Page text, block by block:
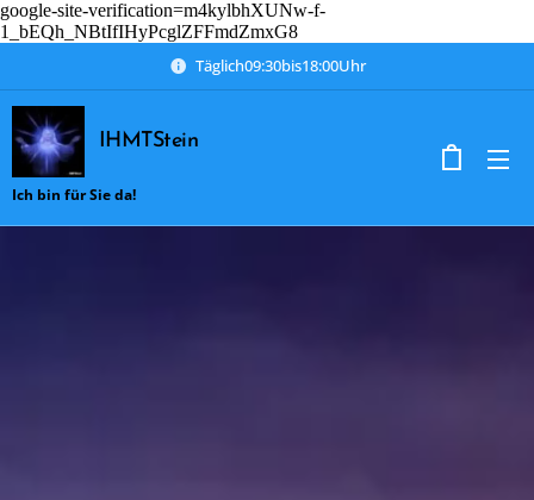
google-site-verification=m4kylbhXUNw-f-
1_bEQh_NBtIfIHyPcglZFFmdZmxG8
Täglich09:30bis18:00Uhr
IHMTStein
Ich bin für Sie da!